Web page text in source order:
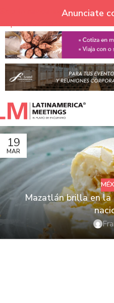
Skip to navigation
Skip to main content
Anunciate
19
MAR
Mazatlán brilla en la